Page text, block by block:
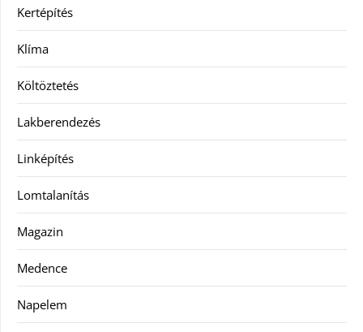
Kertépítés
Klíma
Költöztetés
Lakberendezés
Linképítés
Lomtalanítás
Magazin
Medence
Napelem